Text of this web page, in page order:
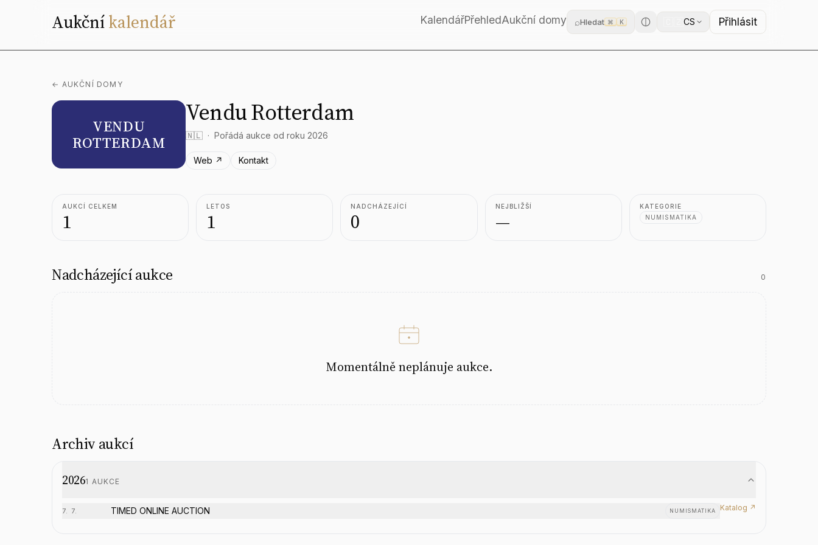
Aukčníkalendář KalendářPřehledAukční domy ⌕Hledat ⌘ K CS Přihlásit
← AUKČNÍ DOMY
VENDU
ROTTERDAM
Vendu Rotterdam
🇳🇱 Pořádá aukce od roku 2026
Web ↗ Kontakt
AUKCÍ CELKEM
1
LETOS
1
NADCHÁZEJÍCÍ
0
NEJBLIŽŠÍ
—
KATEGORIE
NUMISMATIKA
Nadcházející aukce 0
Momentálně neplánuje aukce.
Archiv aukcí
20261 AUKCE
7. 7. TIMED ONLINE AUCTION NUMISMATIKA Katalog ↗